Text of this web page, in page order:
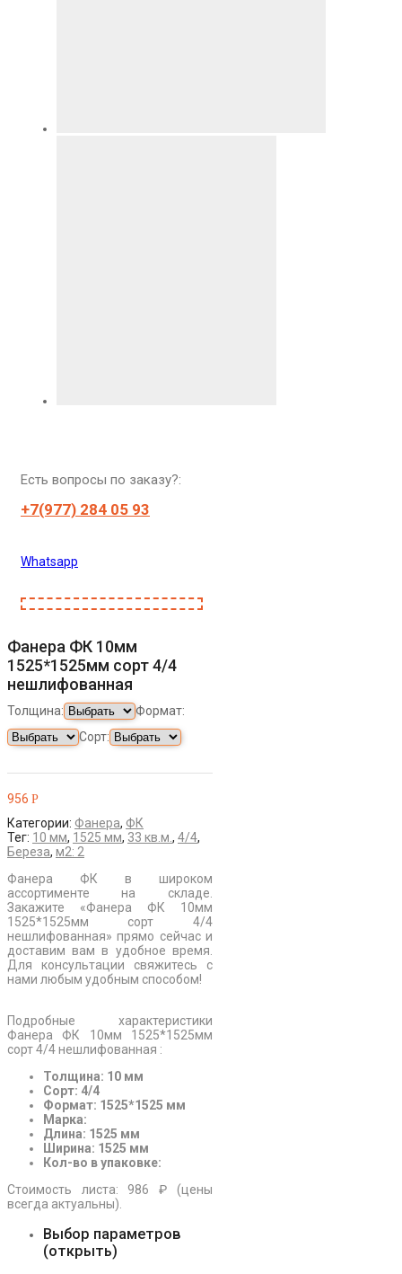
Есть вопросы по заказу?:
+7(977) 284 05 93
Whatsapp
Фанера ФК 10мм
1525*1525мм сорт 4/4
нешлифованная
Толщина:
Формат:
Сорт:
956 Р
Категории: Фанера, ФК
Тег: 10 мм, 1525 мм, 33 кв.м. , 4/4,
Береза, м2: 2
Фанера ФК в широком
ассортименте на складе.
Закажите «Фанера ФК 10мм
1525*1525мм сорт 4/4
нешлифованная» прямо сейчас и
доставим вам в удобное время.
Для консультации свяжитесь с
нами любым удобным способом!
Подробные характеристики
Фанера ФК 10мм 1525*1525мм
сорт 4/4 нешлифованная :
Толщина: 10 мм
Сорт: 4/4
Формат: 1525*1525 мм
Марка:
Длина: 1525 мм
Ширина: 1525 мм
Кол-во в упаковке:
Стоимость листа: 986 ₽ (цены
всегда актуальны).
Выбор параметров
(открыть)